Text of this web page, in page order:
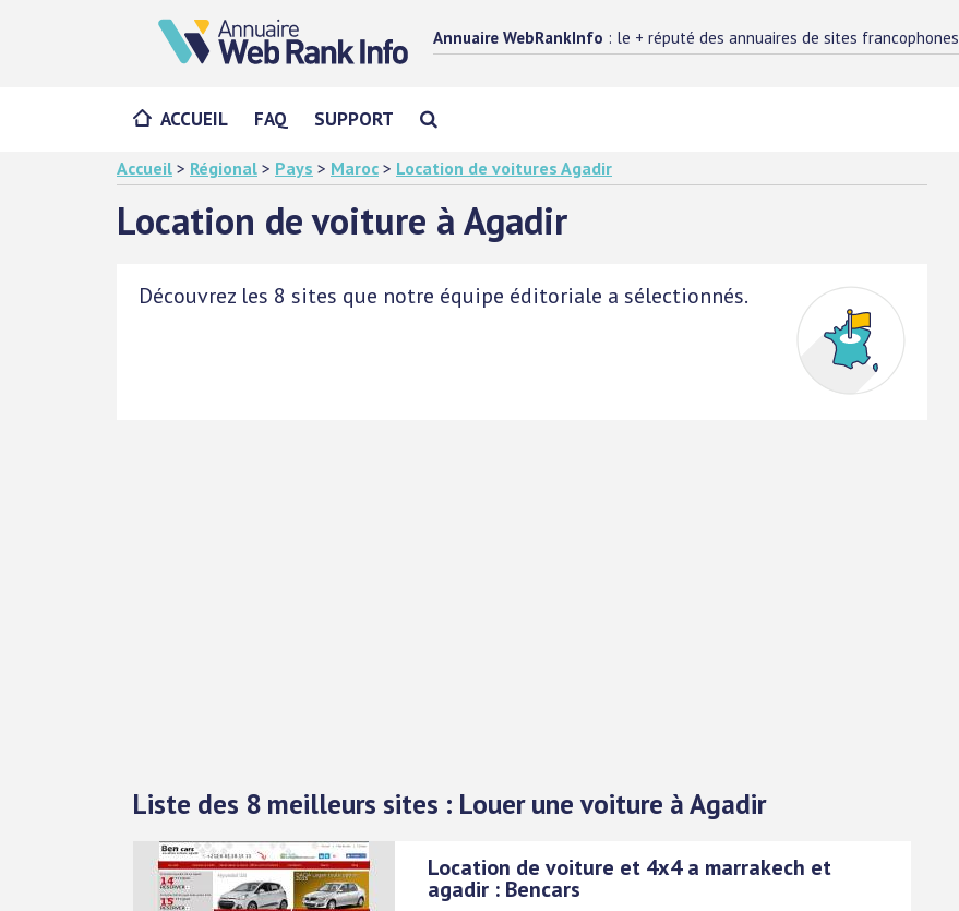
Annuaire WebRankInfo : le + réputé des annuaires de sites francophones
ACCUEIL FAQ SUPPORT
Accueil > Régional > Pays > Maroc > Location de voitures Agadir
Location de voiture à Agadir
Découvrez les 8 sites que notre équipe éditoriale a sélectionnés.
Liste des 8 meilleurs sites : Louer une voiture à Agadir
Location de voiture et 4x4 a marrakech et
agadir : Bencars